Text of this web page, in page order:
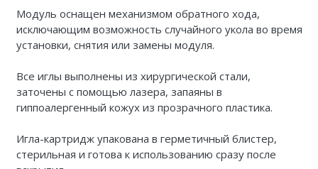
Модуль оснащен механизмом обратного хода,
исключающим возможность случайного укола во время
установки, снятия или замены модуля.
Все иглы выполнены из хирургической стали,
заточены с помощью лазера, запаяны в
гиппоалергенный кожух из прозрачного пластика.
Игла-картридж упакована в герметичный блистер,
стерильная и готова к использованию сразу после